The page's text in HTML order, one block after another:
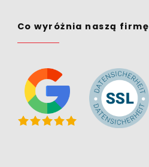
Co wyróżnia naszą firmę